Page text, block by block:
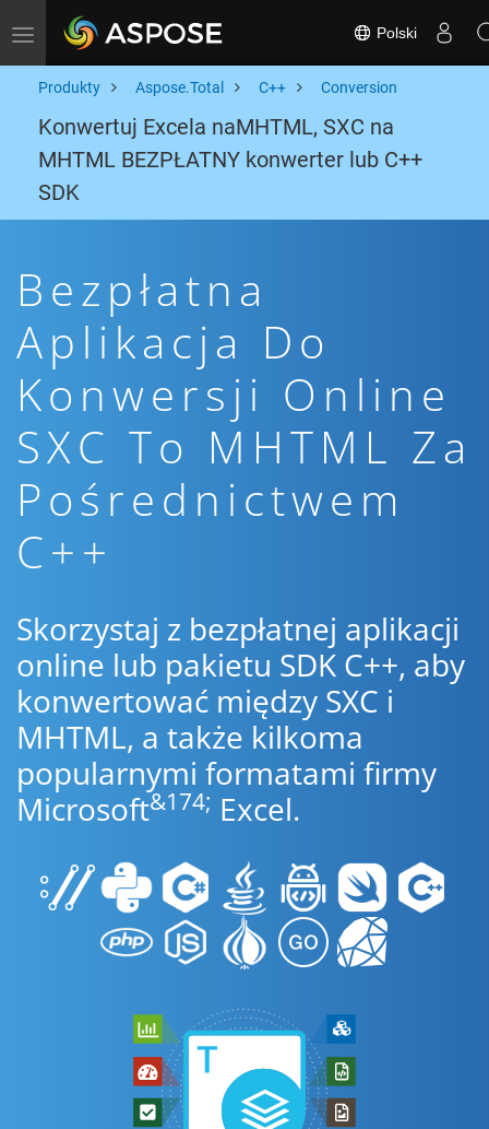
Toggle navigation Polski
Produkty Aspose.Total C++ Conversion
Konwertuj Excela naMHTML, SXC na
MHTML BEZPŁATNY konwerter lub C++
SDK
Bezpłatna
Aplikacja Do
Konwersji Online
SXC To MHTML Za
Pośrednictwem
C++
Skorzystaj z bezpłatnej aplikacji
online lub pakietu SDK C++, aby
konwertować między SXC i
MHTML, a także kilkoma
popularnymi formatami firmy
Microsoft&174; Excel.